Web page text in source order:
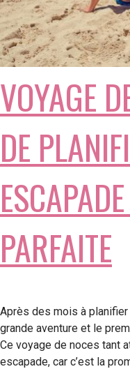
VOYAGE
DE
PARFAITE
Après des mois à planifier
grande aventure et le
Ce voyage de noces tant
escapade, car c’est la